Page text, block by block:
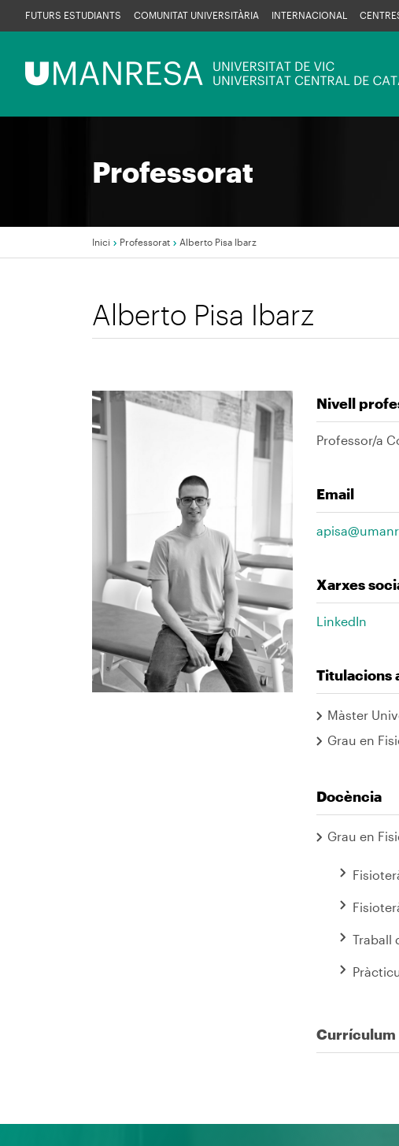
al
Menú
UManresa
FUTURS ESTUDIANTS COMUNITAT UNIVERSITÀRIA INTERNACIONAL
Professorat
d'Ariadna
Inici Professorat Alberto Pisa Ibarz
Alberto Pisa Ibarz
Imagen
Nivell
Professor/a
Email
Xarxes
LinkedIn
Titulacions
Màster
Grau en
Docència
Grau en
Traball
Currículum